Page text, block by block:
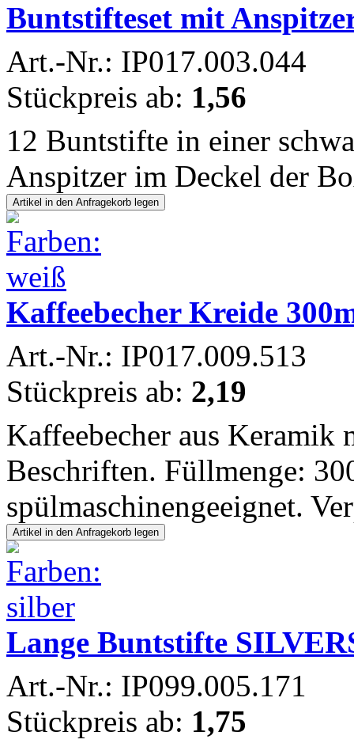
Buntstifteset mit
Art.-Nr.: IP017.003.044
Stückpreis ab: 1,56
12 Buntstifte in einer
Anspitzer im Deckel der
Kaffeebecher Kreide
Art.-Nr.: IP017.009.513
Stückpreis ab: 2,19
Kaffeebecher aus Keramik
Beschriften. Füllmenge:
spülmaschinengeeignet.
Lange Buntstifte
Art.-Nr.: IP099.005.171
Stückpreis ab: 1,75